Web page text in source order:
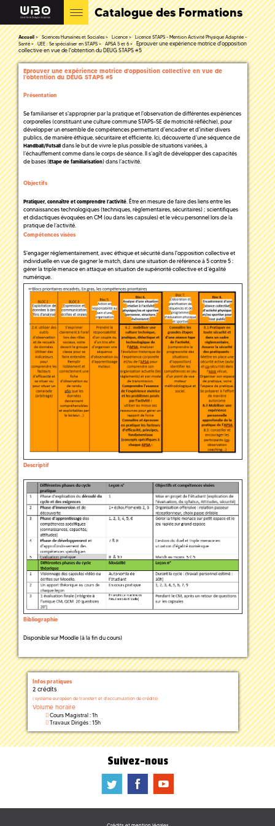
Catalogue des Formations
Accueil Sciences Humaines et Sociales Licence
Licence STAPS - Mention Activité Physique Adaptée -
Santé
UEE : Se spécialiser en STAPS APSA 5 et 6
Eprouver une expérience motrice d'opposition
collective en vue de l'obtention du DEUG STAPS #5
Eprouver une expérience motrice d'opposition collective en vue de
l'obtention du DEUG STAPS #5
Présentation
Se familiariser et s'approprier par la pratique et l'observation de différentes expériences
corporelles (constituant une culture commune STAPS-SE de motricité réfléchie), pour
développer un ensemble de compétences permettant d'encadrer et d'initier divers
publics, de manière éthique, sécuritaire et efficiente. Ici, découverte d’une séquence de
Handball/Futsall dans le but de vivre le plus possible de situations variées, à
l’échauffement comme dans le corps de séance. Il s’agît de développer des capacités
de bases (Etape de familiarisation) dans l’activité.
Objectifs
Pratiquer, connaître et comprendre l’activité . Être en mesure de faire des liens entre les
connaissances technologiques (techniques, règlementaires, sécuritaires) ; scientifiques
et didactiques évoquées en CM (ou dans les capsules) et le vécu personnel lors de la
pratique de l’activité.
Compétences visées
S'engager réglementairement, avec éthique et sécurité dans l'opposition collective et
individuelle en vue de gagner le match, dans une situation de référence à 5 contre 5 :
gérer la triple menace en attaque en situation de supériorité collective et d’égalité
numérique.
Descriptif
Bibliographie
Disponible sur Moodle (à la fin du cours)
Infos pratiques
2 crédits
( système européen de transfert et d'accumulation de crédits)
Volume horaire
Cours Magistral : 1h
Travaux Dirigés : 15h
Suivez-nous
a b f